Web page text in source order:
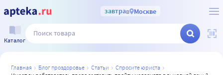
завтрав Москве
Каталог
главная блог проздоровье статьи
спросите юриста